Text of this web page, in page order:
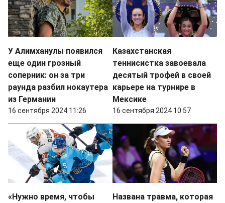
У Алимханулы появился
еще один грозный
соперник: он за три
раунда разбил нокаутера
из Германии
16 сентября 2024 11:26
Казахстанская
теннисистка завоевала
десятый трофей в своей
карьере на турнире в
Мексике
16 сентября 2024 10:57
«Нужно время, чтобы
Названа травма, которая